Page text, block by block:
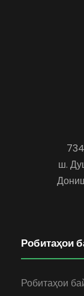
ш.
Робитаҳои
Робитаҳои